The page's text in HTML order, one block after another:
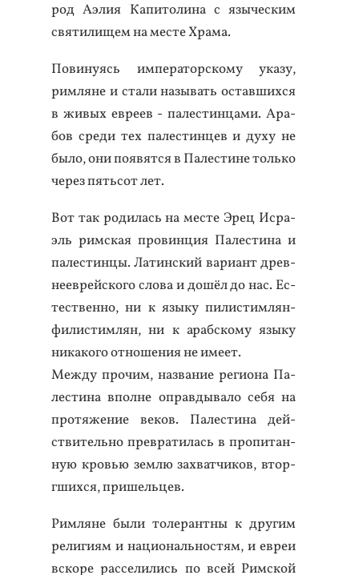
род А­элия Ка­пито­лина с язы­чес­ким
свя­тили­щем на мес­те Хра­ма.
По­вину­ясь им­пе­ратор­ско­му ука­зу,
рим­ля­не и ста­ли на­зывать ос­тавших­ся
в жи­вых ев­ре­ев - па­лес­тинца­ми. Ара­
бов сре­ди тех па­лес­тинцев и ду­ху не
бы­ло, они по­явят­ся в Па­лес­ти­не толь­ко
че­рез пять­сот лет.
Вот так ро­дилась на мес­те Эрец Ис­ра­
эль рим­ская про­вин­ция Па­лес­ти­на и
па­лес­тинцы. Ла­тин­ский ва­ри­ант древ­
не­ев­рей­ско­го сло­ва и до­шёл до нас. Ес­
тес­твен­но, ни к язы­ку пи­лис­тимлян-
фи­лис­тимлян, ни к араб­ско­му язы­ку
ни­како­го от­но­шения не име­ет.
Меж­ду про­чим, наз­ва­ние ре­ги­она Па­
лес­ти­на впол­не оп­равды­вало се­бя на
про­тяже­ние ве­ков. Па­лес­ти­на дей­
стви­тель­но прев­ра­тилась в про­питан­
ную кровью зем­лю зах­ватчи­ков, втор­
гших­ся, при­шель­цев.
Рим­ля­не бы­ли то­леран­тны к дру­гим
ре­лиги­ям и на­ци­ональ­нос­тям, и ев­реи
вско­ре рас­се­лились по всей Рим­ской